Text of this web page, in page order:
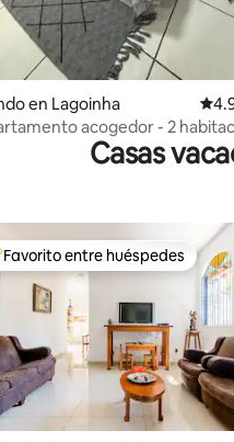
en Lagoinha
acogedor - 2
el corazón de B.H.
Casas
entre huéspedes preferido
Favorito entre huéspedes